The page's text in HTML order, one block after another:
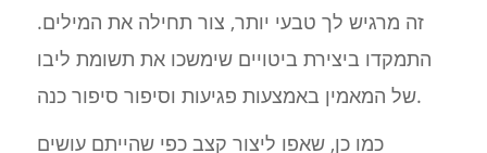
זה מרגיש לך טבעי יותר, צור תחילה את המילים.
התמקדו ביצירת ביטויים שימשכו את תשומת ליבו
של המאמין באמצעות פגיעות וסיפור סיפור כנה.
כמו כן, שאפו ליצור קצב כפי שהייתם עושים